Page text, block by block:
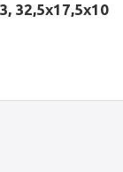
32,5х17,5х10